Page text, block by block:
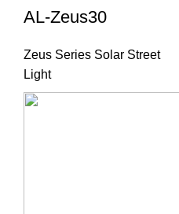
AL-Zeus30
Zeus Series Solar Street
Light